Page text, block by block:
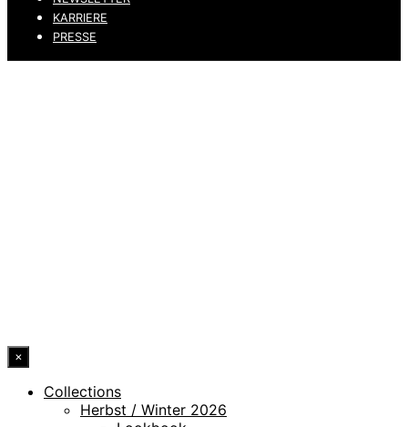
KARRIERE
PRESSE
×
Collections
Herbst / Winter 2026